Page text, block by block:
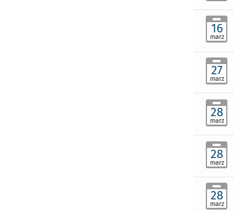
16
marz
27
marz
28
marz
28
marz
28
marz